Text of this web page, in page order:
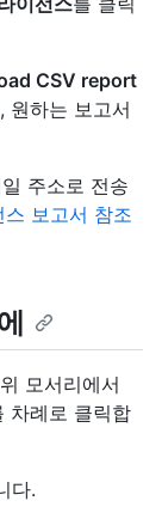
CSV report
원하는 보고서
주소로 전송
스 보고서 참조
모서리에서
차례로 클릭합
다.